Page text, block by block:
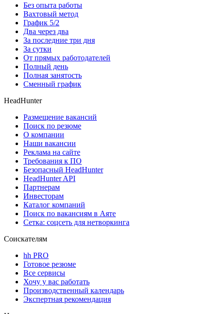
Без опыта работы
Вахтовый метод
График 5/2
Два через два
За последние три дня
За сутки
От прямых работодателей
Полный день
Полная занятость
Сменный график
HeadHunter
Размещение вакансий
Поиск по резюме
О компании
Наши вакансии
Реклама на сайте
Требования к ПО
Безопасный HeadHunter
HeadHunter API
Партнерам
Инвесторам
Каталог компаний
Поиск по вакансиям в Аяте
Сетка: соцсеть для нетворкинга
Соискателям
hh PRO
Готовое резюме
Все сервисы
Хочу у вас работать
Производственный календарь
Экспертная рекомендация